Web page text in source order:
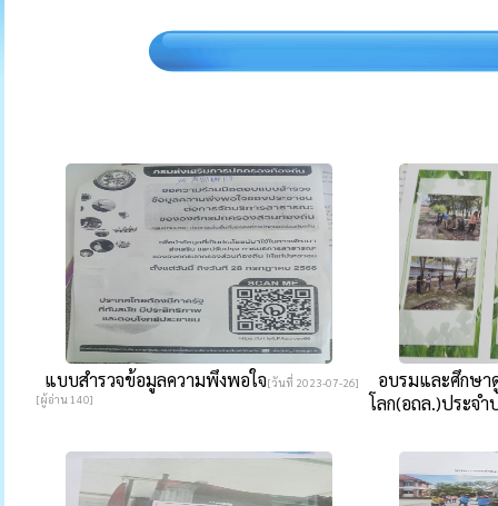
แบบสำรวจข้อมูลความพึงพอใจ[วันที่ 2023-07-26]
[ผู้อ่าน 140]
อบรมและศึกษา
โลก(อถล.)ประจำ